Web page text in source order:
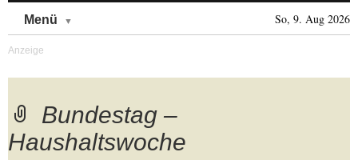
Menü So, 9. Aug 2026
Bundestag –
Haushaltswoche